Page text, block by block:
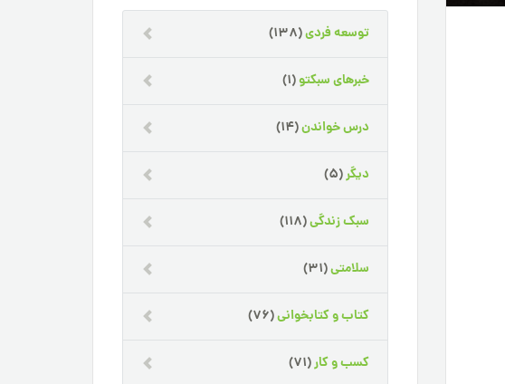
توسعه فردی(138)
خبرهای سبکتو(1)
درس خواندن(14)
دیگر(5)
سبک زندگی(118)
سلامتی(31)
کتاب و کتابخوانی(76)
کسب و کار(71)